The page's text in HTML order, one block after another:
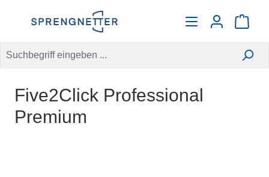
Five2Click Professional
Premium